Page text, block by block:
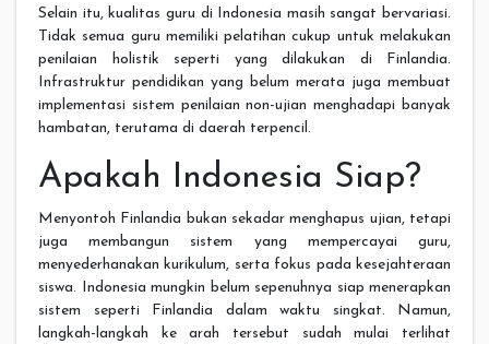
Selain itu, kualitas guru di Indonesia masih sangat bervariasi.
Tidak semua guru memiliki pelatihan cukup untuk melakukan
penilaian holistik seperti yang dilakukan di Finlandia.
Infrastruktur pendidikan yang belum merata juga membuat
implementasi sistem penilaian non-ujian menghadapi banyak
hambatan, terutama di daerah terpencil.
Apakah Indonesia Siap?
Menyontoh Finlandia bukan sekadar menghapus ujian, tetapi
juga membangun sistem yang mempercayai guru,
menyederhanakan kurikulum, serta fokus pada kesejahteraan
siswa. Indonesia mungkin belum sepenuhnya siap menerapkan
sistem seperti Finlandia dalam waktu singkat. Namun,
langkah-langkah ke arah tersebut sudah mulai terlihat